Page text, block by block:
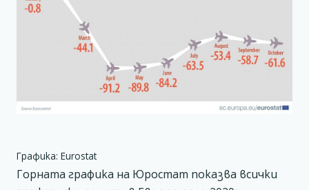
Графика: Eurostat
Горната графика на Юростат показва всички